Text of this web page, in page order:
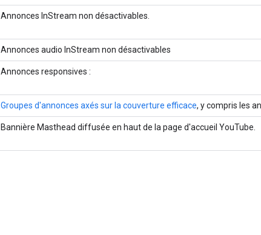
Annonces InStream non désactivables.
Annonces audio InStream non désactivables
Annonces responsives :
Groupes d'annonces axés sur la couverture efficace, y compris les
Bannière Masthead diffusée en haut de la page d'accueil YouTube.